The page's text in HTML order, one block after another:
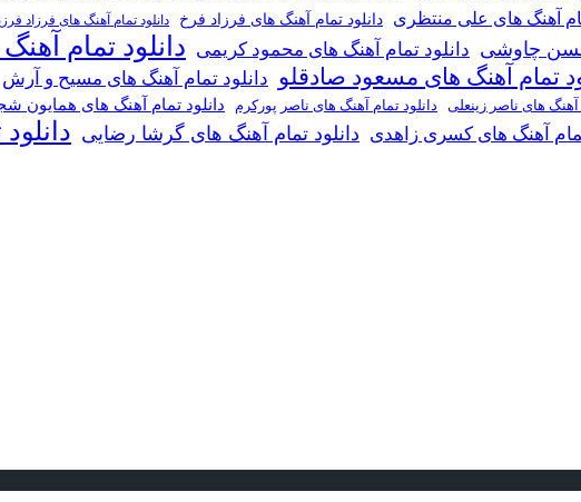
آهنگ های علی منتظری دانلود تمام آهنگ های فرزاد فرخ دانلود تمام آهنگ های فرزاد
چاوشی دانلود تمام آهنگ های محمود کریمی دانلود تمام
تمام آهنگ های مسعود صادقلو دانلود تمام آهنگ های مسیح و آرش
آهنگ های ناصر زینعلی دانلود تمام آهنگ های ناصر پورکرم دانلود تمام آهنگ های همایون
آهنگ های کسری زاهدی دانلود تمام آهنگ های گرشا رضایی